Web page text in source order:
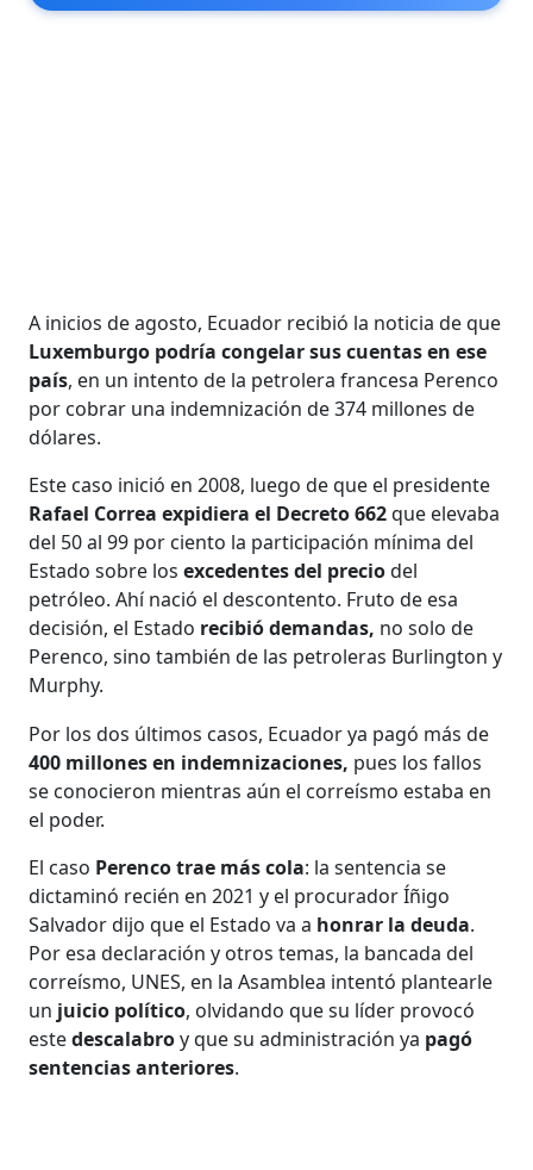
A inicios de agosto, Ecuador recibió la noticia de que
Luxemburgo podría congelar sus cuentas en ese
país, en un intento de la petrolera francesa Perenco
por cobrar una indemnización de 374 millones de
dólares.
Este caso inició en 2008, luego de que el presidente
Rafael Correa expidiera el Decreto 662que elevaba
del 50 al 99 por ciento la participación mínima del
Estado sobre los excedentes del preciodel
petróleo. Ahí nació el descontento. Fruto de esa
decisión, el Estado recibió demandas, no solo de
Perenco, sino también de las petroleras Burlington y
Murphy.
Por los dos últimos casos, Ecuador ya pagó más de
400 millones en indemnizaciones, pues los fallos
se conocieron mientras aún el correísmo estaba en
el poder.
El caso Perenco trae más cola: la sentencia se
dictaminó recién en 2021 y el procurador Íñigo
Salvador dijo que el Estado va a honrar la deuda.
Por esa declaración y otros temas, la bancada del
correísmo, UNES, en la Asamblea intentó plantearle
un juicio político, olvidando que su líder provocó
estedescalabroy que su administración ya pagó
sentencias anteriores.